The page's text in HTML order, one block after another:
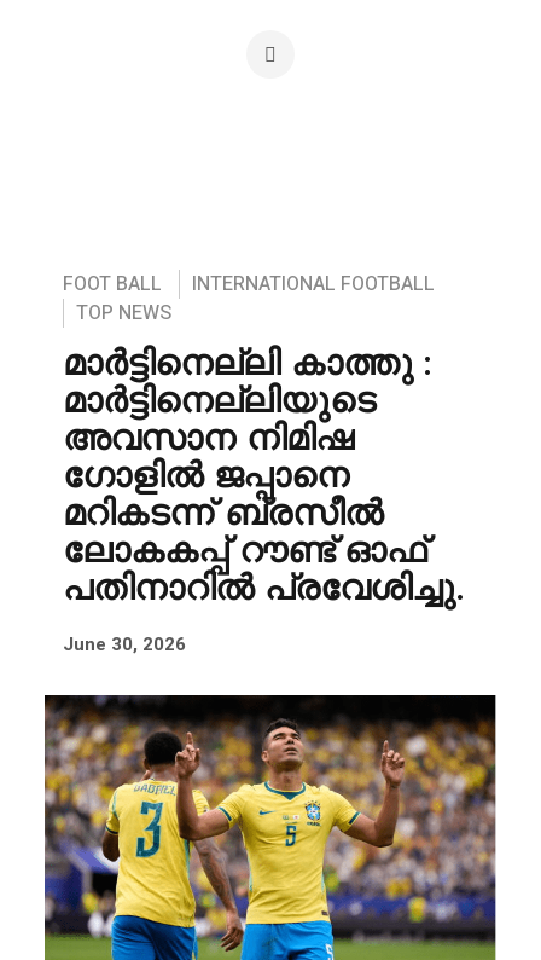
FOOT BALL
INTERNATIONAL FOOTBALL
TOP NEWS
മാർട്ടിനെല്ലി കാത്തു :
മാർട്ടിനെല്ലിയുടെ
അവസാന നിമിഷ
ഗോളിൽ ജപ്പാനെ
മറികടന്ന് ബ്രസീൽ
ലോകകപ്പ് റൗണ്ട് ഓഫ്
പതിനാറിൽ പ്രവേശിച്ചു.
June 30, 2026